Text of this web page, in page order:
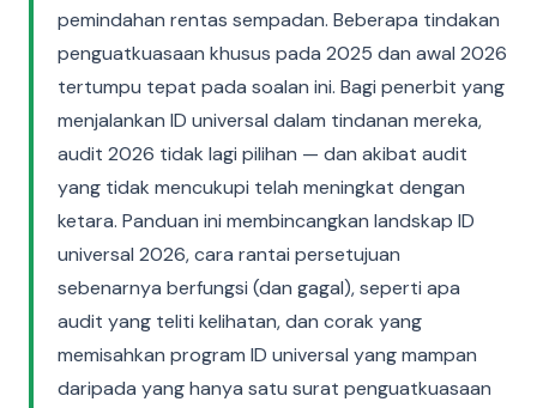
pemindahan rentas sempadan. Beberapa tindakan
penguatkuasaan khusus pada 2025 dan awal 2026
tertumpu tepat pada soalan ini. Bagi penerbit yang
menjalankan ID universal dalam tindanan mereka,
audit 2026 tidak lagi pilihan — dan akibat audit
yang tidak mencukupi telah meningkat dengan
ketara. Panduan ini membincangkan landskap ID
universal 2026, cara rantai persetujuan
sebenarnya berfungsi (dan gagal), seperti apa
audit yang teliti kelihatan, dan corak yang
memisahkan program ID universal yang mampan
daripada yang hanya satu surat penguatkuasaan